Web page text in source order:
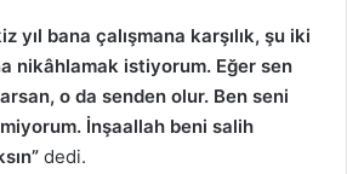
yıl bana çalışmana karşılık, şu iki
nikâhlamak istiyorum. Eğer sen
o da senden olur. Ben seni
İnşaallah beni salih
dedi.